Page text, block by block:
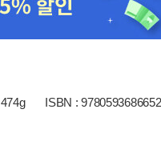
474g ISBN : 9780593686652